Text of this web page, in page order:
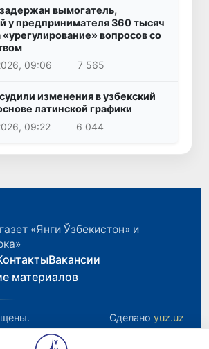
вымогатель,
у предпринимателя 360 тысяч
вопросов со
09:06
7 565
изменения в узбекский
латинской графики
09:22
6 044
«Янги Ўзбекистон» и
Вакансии
материалов
Сделано yuz.uz